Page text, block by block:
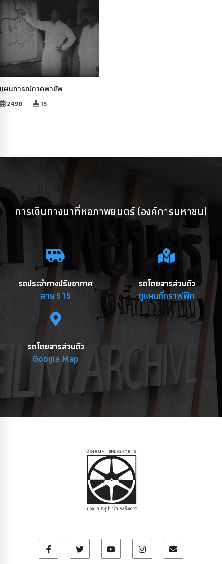
แผนการณ์ภาคพายัพ
2498 15
การเดินทางมาที่หอภาพยนตร์ (องค์การมหาชน)
รถประจำทางปรับอากาศ
สาย 515
รถโดยสารส่วนตัว
ดูแผนที่กราฟฟิก
รถโดยสารส่วนตัว
Google Map